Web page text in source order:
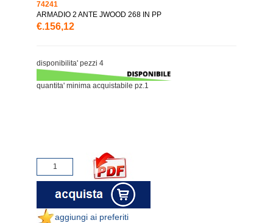
74241
ARMADIO 2 ANTE JWOOD 268 IN PP
€.156,12
disponibilita' pezzi 4
quantita' minima acquistabile pz.1
aggiungi ai preferiti